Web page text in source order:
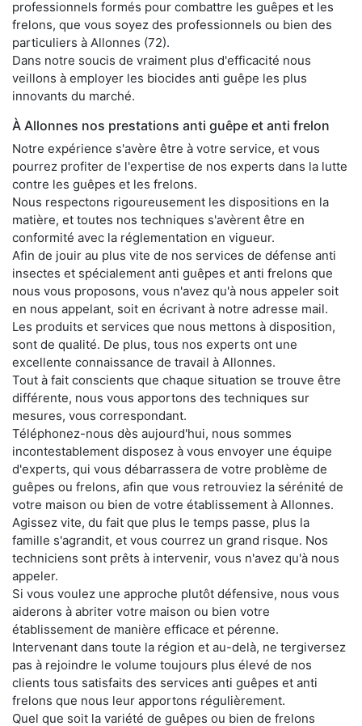
professionnels formés pour combattre les guêpes et les
frelons, que vous soyez des professionnels ou bien des
particuliers à Allonnes (72).
Dans notre soucis de vraiment plus d'efficacité nous
veillons à employer les biocides anti guêpe les plus
innovants du marché.
À Allonnes nos prestations anti guêpe et anti frelon
Notre expérience s'avère être à votre service, et vous
pourrez profiter de l'expertise de nos experts dans la lutte
contre les guêpes et les frelons.
Nous respectons rigoureusement les dispositions en la
matière, et toutes nos techniques s'avèrent être en
conformité avec la réglementation en vigueur.
Afin de jouir au plus vite de nos services de défense anti
insectes et spécialement anti guêpes et anti frelons que
nous vous proposons, vous n'avez qu'à nous appeler soit
en nous appelant, soit en écrivant à notre adresse mail.
Les produits et services que nous mettons à disposition,
sont de qualité. De plus, tous nos experts ont une
excellente connaissance de travail à Allonnes.
Tout à fait conscients que chaque situation se trouve être
différente, nous vous apportons des techniques sur
mesures, vous correspondant.
Téléphonez-nous dès aujourd'hui, nous sommes
incontestablement disposez à vous envoyer une équipe
d'experts, qui vous débarrassera de votre problème de
guêpes ou frelons, afin que vous retrouviez la sérénité de
votre maison ou bien de votre établissement à Allonnes.
Agissez vite, du fait que plus le temps passe, plus la
famille s'agrandit, et vous courrez un grand risque. Nos
techniciens sont prêts à intervenir, vous n'avez qu'à nous
appeler.
Si vous voulez une approche plutôt défensive, nous vous
aiderons à abriter votre maison ou bien votre
établissement de manière efficace et pérenne.
Intervenant dans toute la région et au-delà, ne tergiversez
pas à rejoindre le volume toujours plus élevé de nos
clients tous satisfaits des services anti guêpes et anti
frelons que nous leur apportons régulièrement.
Quel que soit la variété de guêpes ou bien de frelons